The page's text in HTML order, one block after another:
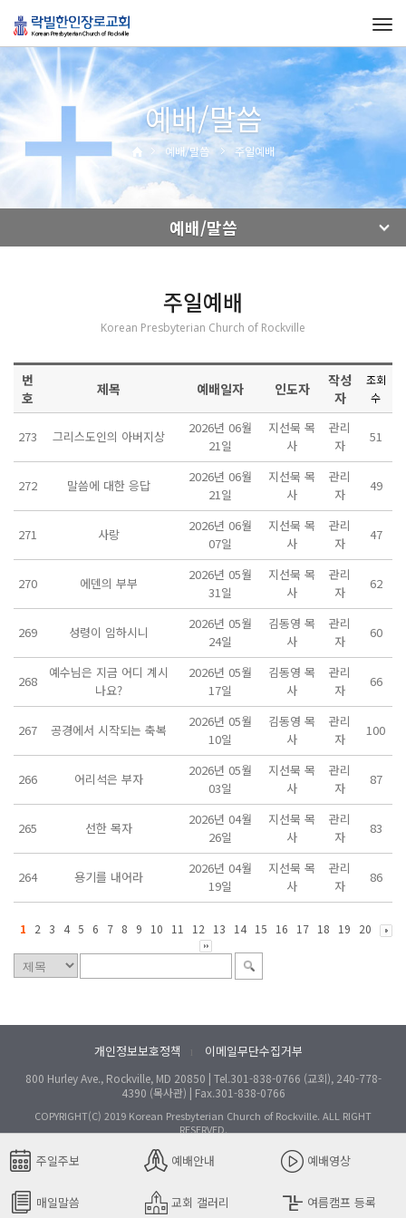
예배/말씀
예배/말씀 주일예배
예배/말씀
주일예배
Korean Presbyterian Church of Rockville
번
호
제목 예배일자 인도자
작성
자
조회
수
273 그리스도인의 아버지상
2026년 06월
21일
지선묵 목
사
관리
자
51
272 말씀에 대한 응답
2026년 06월
21일
지선묵 목
사
관리
자
49
271 사랑
2026년 06월
07일
지선묵 목
사
관리
자
47
270 에덴의 부부
2026년 05월
31일
지선묵 목
사
관리
자
62
269 성령이 임하시니
2026년 05월
24일
김동영 목
사
관리
자
60
268
예수님은 지금 어디 계시
나요?
2026년 05월
17일
김동영 목
사
관리
자
66
267 공경에서 시작되는 축복
2026년 05월
10일
김동영 목
사
관리
자
100
266 어리석은 부자
2026년 05월
03일
지선묵 목
사
관리
자
87
265 선한 목자
2026년 04월
26일
지선묵 목
사
관리
자
83
264 용기를 내어라
2026년 04월
19일
지선묵 목
사
관리
자
86
1 2 3 4 5 6 7 8 9 10 11 12 13 14 15 16 17 18 19 20
주일주보 예배안내 예배영상
매일말씀 교회 갤러리 여름캠프 등록
개인정보보호정책 l 이메일무단수집거부
800 Hurley Ave., Rockville, MD 20850 | Tel.301-838-0766 (교회), 240-778-
4390 (목사관) | Fax.301-838-0766
COPYRIGHT(C) 2019 Korean Presbyterian Church of Rockville. ALL RIGHT
RESERVED.